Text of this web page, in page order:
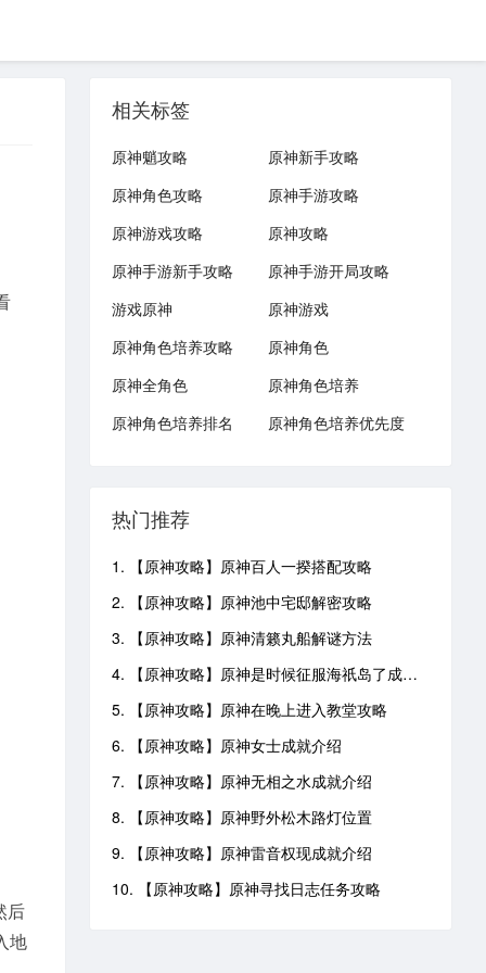
后
地
相关标签
原神魈攻略
原神新手攻略
原神角色攻略
原神手游攻略
原神游戏攻略
原神攻略
原神手游新手攻略
原神手游开局攻略
游戏原神
原神游戏
原神角色培养攻略
原神角色
原神全角色
原神角色培养
原神角色培养排名
原神角色培养优先度
热门推荐
1. 【原神攻略】原神百人一揆搭配攻略
2. 【原神攻略】原神池中宅邸解密攻略
3. 【原神攻略】原神清籁丸船解谜方法
4. 【原神攻略】原神是时候征服海祇岛了成就攻略
5. 【原神攻略】原神在晚上进入教堂攻略
6. 【原神攻略】原神女士成就介绍
7. 【原神攻略】原神无相之水成就介绍
8. 【原神攻略】原神野外松木路灯位置
9. 【原神攻略】原神雷音权现成就介绍
10. 【原神攻略】原神寻找日志任务攻略